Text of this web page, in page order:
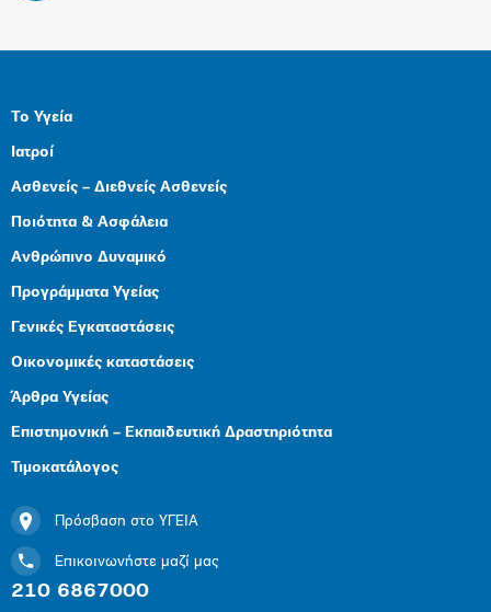
Το Υγεία
Ιατροί
Ασθενείς – Διεθνείς Ασθενείς
Ποιότητα & Ασφάλεια
Ανθρώπινο Δυναμικό
Προγράμματα Υγείας
Γενικές Εγκαταστάσεις
Οικονομικές καταστάσεις
Άρθρα Υγείας
Επιστημονική – Εκπαιδευτική Δραστηριότητα
Τιμοκατάλογος
Πρόσβαση στο ΥΓΕΙΑ
Επικοινωνήστε μαζί μας
210 6867000